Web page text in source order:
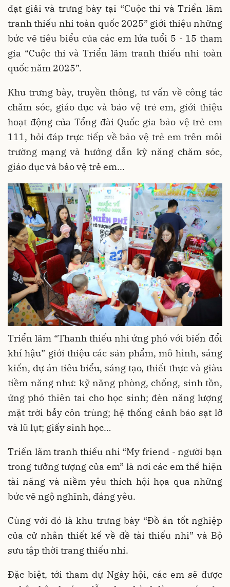
đạt giải và trưng bày tại “Cuộc thi và Triển lãm
tranh thiếu nhi toàn quốc 2025” giới thiệu những
bức vẽ tiêu biểu của các em lứa tuổi 5 - 15 tham
gia “Cuộc thi và Triển lãm tranh thiếu nhi toàn
quốc năm 2025”.
Khu trưng bày, truyền thông, tư vấn về công tác
chăm sóc, giáo dục và bảo vệ trẻ em, giới thiệu
hoạt động của Tổng đài Quốc gia bảo vệ trẻ em
111, hỏi đáp trực tiếp về bảo vệ trẻ em trên môi
trường mạng và hướng dẫn kỹ năng chăm sóc,
giáo dục và bảo vệ trẻ em...
Triển lãm “Thanh thiếu nhi ứng phó với biến đổi
khí hậu” giới thiệu các sản phẩm, mô hình, sáng
kiến, dự án tiêu biểu, sáng tạo, thiết thực và giàu
tiềm năng như: kỹ năng phòng, chống, sinh tồn,
ứng phó thiên tai cho học sinh; đèn năng lượng
mặt trời bẫy côn trùng; hệ thống cảnh báo sạt lở
và lũ lụt; giấy sinh học…
Triển lãm tranh thiếu nhi “My friend - người bạn
trong tưởng tượng của em” là nơi các em thể hiện
tài năng và niềm yêu thích hội họa qua những
bức vẽ ngộ nghĩnh, đáng yêu.
Cùng với đó là khu trưng bày “Đồ án tốt nghiệp
của cử nhân thiết kế về đề tài thiếu nhi” và Bộ
sưu tập thời trang thiếu nhi.
Đặc biệt, tới tham dự Ngày hội, các em sẽ được